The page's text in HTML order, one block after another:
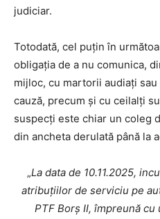
judiciar.
Totodată, cel puțin în
obligația de a nu comunica,
mijloc, cu martorii audiați
cauză, precum și cu ceilalți
suspecți este chiar un coleg
din ancheta derulată până la
„La data de 10.11.2025,
atribuțiilor de serviciu pe
PTF Borș II, împreună